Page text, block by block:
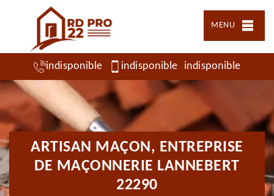
MENU
indisponible indisponible indisponible
ARTISAN MAÇON, ENTREPRISE
DE MAÇONNERIE LANNEBERT
22290